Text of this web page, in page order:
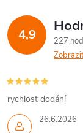
4,9
227
26.6.2026
rychlost dodání